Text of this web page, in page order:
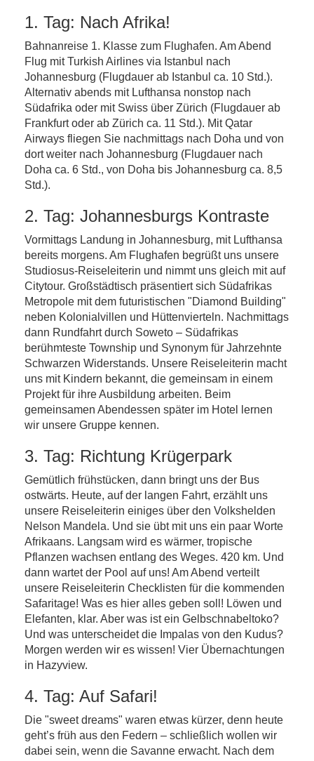
1. Tag: Nach Afrika!
Bahnanreise 1. Klasse zum Flughafen. Am Abend
Flug mit Turkish Airlines via Istanbul nach
Johannesburg (Flugdauer ab Istanbul ca. 10 Std.).
Alternativ abends mit Lufthansa nonstop nach
Südafrika oder mit Swiss über Zürich (Flugdauer ab
Frankfurt oder ab Zürich ca. 11 Std.). Mit Qatar
Airways fliegen Sie nachmittags nach Doha und von
dort weiter nach Johannesburg (Flugdauer nach
Doha ca. 6 Std., von Doha bis Johannesburg ca. 8,5
Std.).
2. Tag: Johannesburgs Kontraste
Vormittags Landung in Johannesburg, mit Lufthansa
bereits morgens. Am Flughafen begrüßt uns unsere
Studiosus-Reiseleiterin und nimmt uns gleich mit auf
Citytour. Großstädtisch präsentiert sich Südafrikas
Metropole mit dem futuristischen "Diamond Building"
neben Kolonialvillen und Hüttenvierteln. Nachmittags
dann Rundfahrt durch Soweto – Südafrikas
berühmteste Township und Synonym für Jahrzehnte
Schwarzen Widerstands. Unsere Reiseleiterin macht
uns mit Kindern bekannt, die gemeinsam in einem
Projekt für ihre Ausbildung arbeiten. Beim
gemeinsamen Abendessen später im Hotel lernen
wir unsere Gruppe kennen.
3. Tag: Richtung Krügerpark
Gemütlich frühstücken, dann bringt uns der Bus
ostwärts. Heute, auf der langen Fahrt, erzählt uns
unsere Reiseleiterin einiges über den Volkshelden
Nelson Mandela. Und sie übt mit uns ein paar Worte
Afrikaans. Langsam wird es wärmer, tropische
Pflanzen wachsen entlang des Weges. 420 km. Und
dann wartet der Pool auf uns! Am Abend verteilt
unsere Reiseleiterin Checklisten für die kommenden
Safaritage! Was es hier alles geben soll! Löwen und
Elefanten, klar. Aber was ist ein Gelbschnabeltoko?
Und was unterscheidet die Impalas von den Kudus?
Morgen werden wir es wissen! Vier Übernachtungen
in Hazyview.
4. Tag: Auf Safari!
Die "sweet dreams" waren etwas kürzer, denn heute
geht’s früh aus den Federn – schließlich wollen wir
dabei sein, wenn die Savanne erwacht. Nach dem